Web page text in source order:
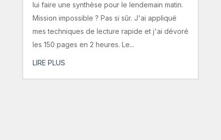
lui faire une synthèse pour le lendemain matin.
Mission impossible ? Pas si sûr. J'ai appliqué
mes techniques de lecture rapide et j'ai dévoré
les 150 pages en 2 heures. Le...
LIRE PLUS